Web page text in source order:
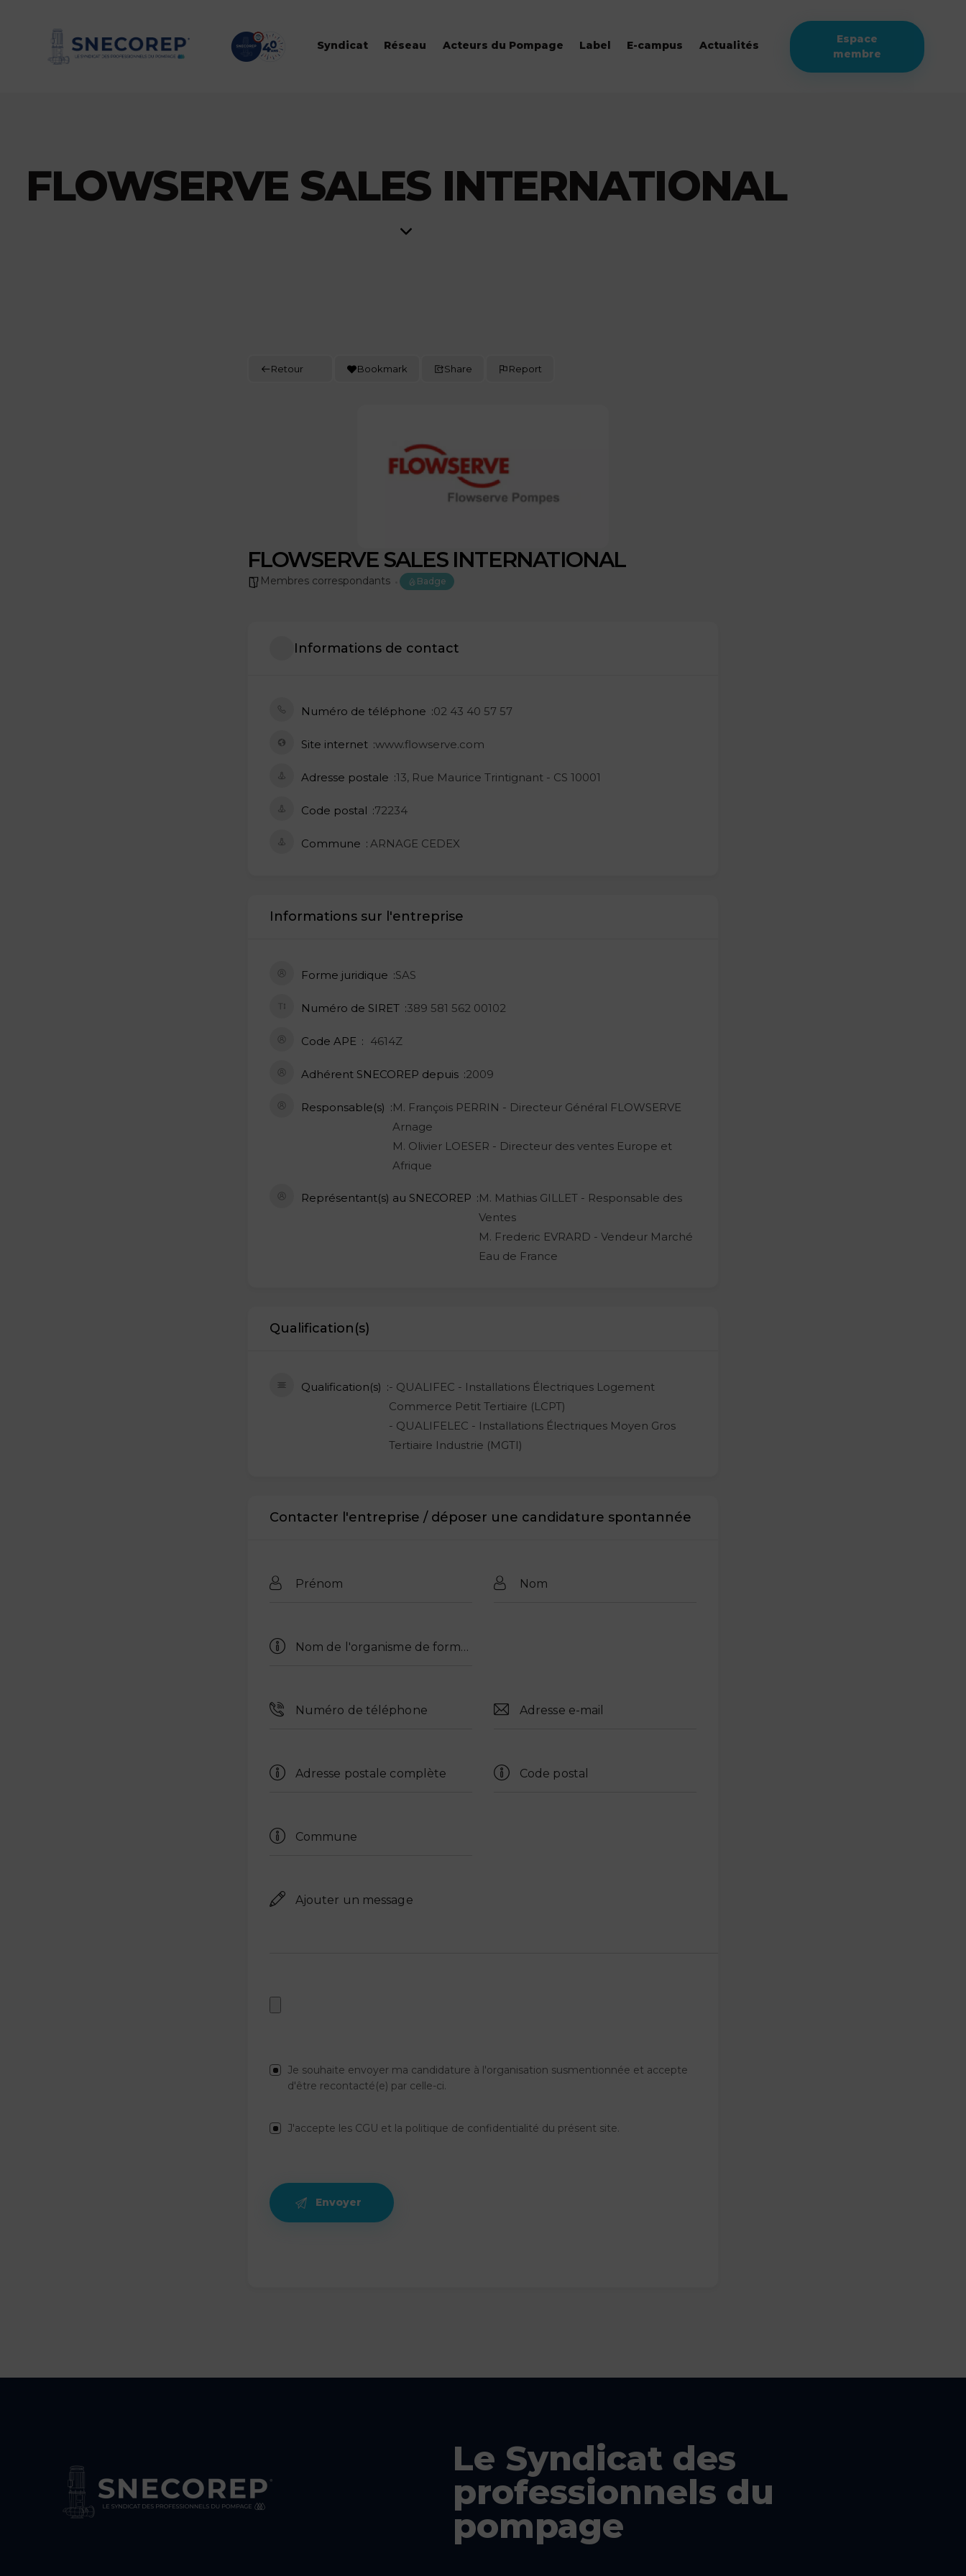
Syndicat Réseau Acteurs du Pompage Label E-campus Actualités
Espace
membre
FLOWSERVE SALES INTERNATIONAL
Retour Bookmark Share Report
FLOWSERVE SALES INTERNATIONAL
Membres correspondants Badge
Informations de contact
Numéro de téléphone 02 43 40 57 57
Site internet www.flowserve.com
Adresse postale 13, Rue Maurice Trintignant - CS 10001
Code postal 72234
Commune ARNAGE CEDEX
Informations sur l'entreprise
Forme juridique SAS
Numéro de SIRET 389 581 562 00102
Code APE 4614Z
Adhérent SNECOREP depuis 2009
Responsable(s)
M. François PERRIN - Directeur Général FLOWSERVE
Arnage
M. Olivier LOESER - Directeur des ventes Europe et
Afrique
Représentant(s) au SNECOREP
M. Mathias GILLET - Responsable des
Ventes
M. Frederic EVRARD - Vendeur Marché
Eau de France
Qualification(s)
Qualification(s)
- QUALIFEC - Installations Électriques Logement
Commerce Petit Tertiaire (LCPT)
- QUALIFELEC - Installations Électriques Moyen Gros
Tertiaire Industrie (MGTI)
Contacter l'entreprise / déposer une candidature spontannée
Je souhaite envoyer ma candidature à l'organisation susmentionnée et accepte
d'être recontacté(e) par celle-ci.
J'accepte les CGU et la politique de confidentialité du présent site.
Le Syndicat des
professionnels du
pompage